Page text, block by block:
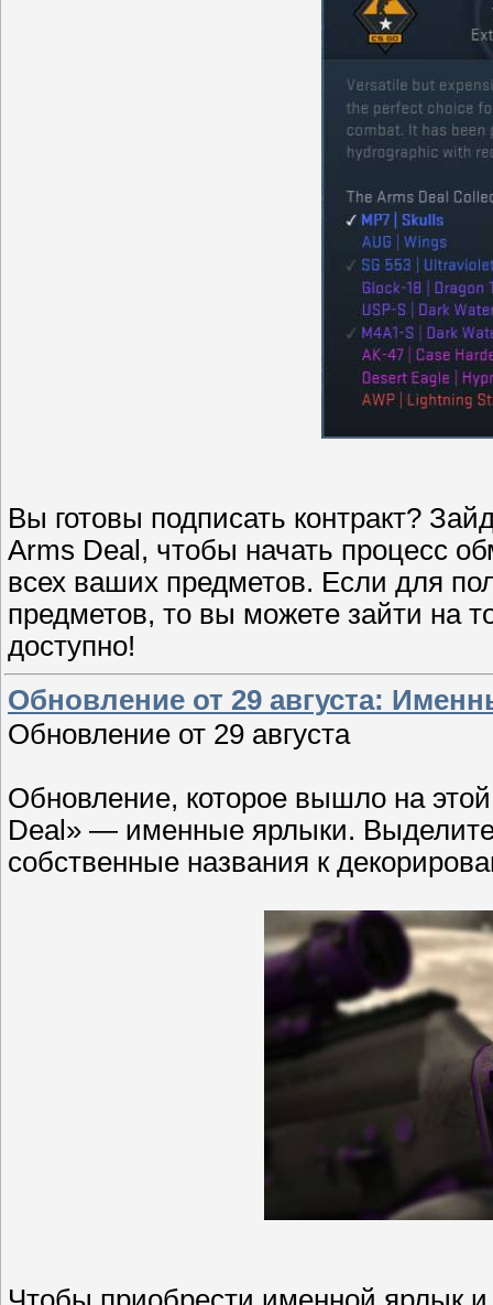
Вы готовы подписать контракт?
Arms Deal, чтобы начать процесс
всех ваших предметов. Если для
предметов, то вы можете зайти на
доступно!
Обновление от 29 августа:
Обновление от 29 августа
Обновление, которое вышло на
Deal» — именные ярлыки.
собственные названия к